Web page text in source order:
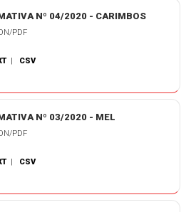
Nº 04/2020 - CARIMBOS
PDF
| CSV
Nº 03/2020 - MEL
PDF
| CSV